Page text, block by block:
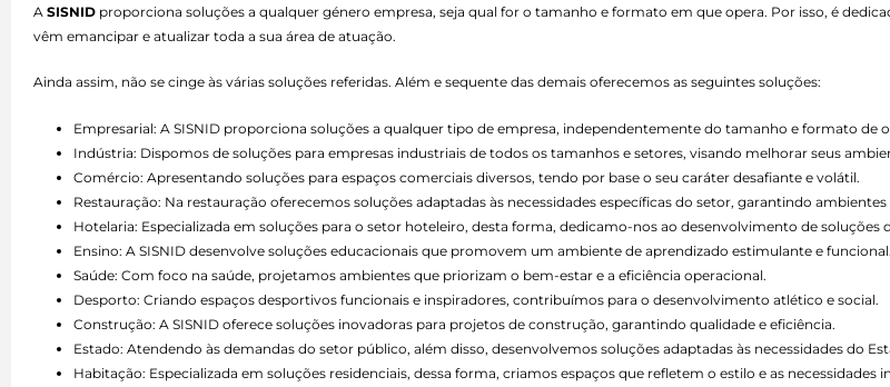
A SISNID proporciona soluções a qualquer género empresa, seja qual for o tamanho e formato em que opera. Por isso, é
vêm emancipar e atualizar toda a sua área de atuação.
Ainda assim, não se cinge às várias soluções referidas. Além e sequente das demais oferecemos as seguintes soluções:
Empresarial: A SISNID proporciona soluções a qualquer tipo de empresa, independentemente do tamanho e formato de
Indústria: Dispomos de soluções para empresas industriais de todos os tamanhos e setores, visando melhorar seus
Comércio: Apresentando soluções para espaços comerciais diversos, tendo por base o seu caráter desafiante e volátil.
Restauração: Na restauração oferecemos soluções adaptadas às necessidades específicas do setor, garantindo
Hotelaria: Especializada em soluções para o setor hoteleiro, desta forma, dedicamo-nos ao desenvolvimento de soluções
Ensino: A SISNID desenvolve soluções educacionais que promovem um ambiente de aprendizado estimulante e funcional.
Saúde: Com foco na saúde, projetamos ambientes que priorizam o bem-estar e a eficiência operacional.
Desporto: Criando espaços desportivos funcionais e inspiradores, contribuímos para o desenvolvimento atlético e social.
Construção: A SISNID oferece soluções inovadoras para projetos de construção, garantindo qualidade e eficiência.
Estado: Atendendo às demandas do setor público, além disso, desenvolvemos soluções adaptadas às necessidades do
Habitação: Especializada em soluções residenciais, dessa forma, criamos espaços que refletem o estilo e as necessidades